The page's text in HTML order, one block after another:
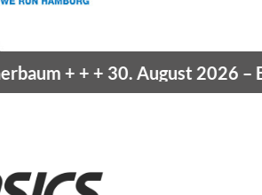
+ + +30. August 2026 –